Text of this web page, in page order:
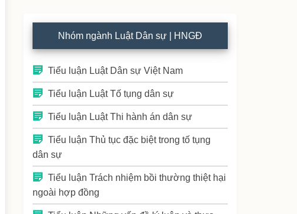
Nhóm ngành Luật Dân sự | HNGĐ
Tiểu luận Luật Dân sự Việt Nam
Tiểu luận Luật Tố tụng dân sự
Tiểu luận Luật Thi hành án dân sự
Tiểu luận Thủ tục đặc biệt trong tố tụng
dân sự
Tiểu luận Trách nhiệm bồi thường thiệt hại
ngoài hợp đồng